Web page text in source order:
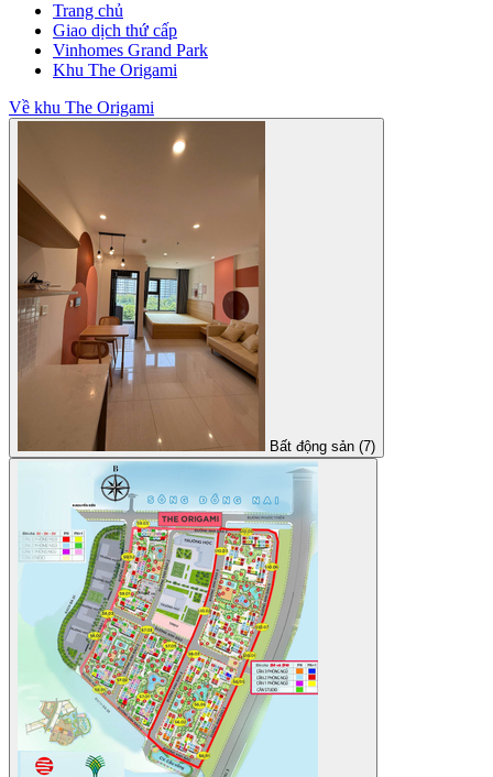
Trang chủ
Giao dịch thứ cấp
Vinhomes Grand Park
Khu The Origami
Về khu The Origami
Bất động sản (7)